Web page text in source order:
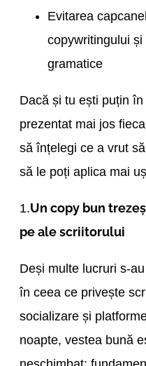
Evitarea
copywritingului
gramatice
Dacă și tu ești puțin
prezentat mai jos
să înțelegi ce a vrut
să le poți aplica mai
1.Un copy bun
pe ale scriitorului
Deși multe lucruri s-
în ceea ce privește
socializare și
noapte, vestea bună